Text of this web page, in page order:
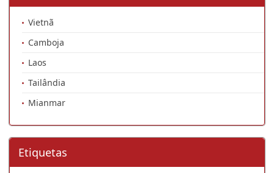
Vietnã
Camboja
Laos
Tailândia
Mianmar
Etiquetas